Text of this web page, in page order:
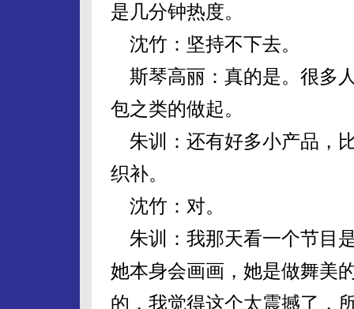
是几分钟热度。
沈竹：坚持不下去。
斯琴高丽：真的是。很多
包之类的做起。
朱训：还有好多小产品，
织补。
沈竹：对。
朱训：我那天看一个节目
她本身会画画，她是做舞美
的，我觉得这个太震撼了，